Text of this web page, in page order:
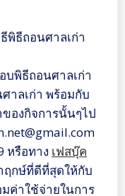
พิธีถอนศาลเก่า
บพิธีถอนศาลเก่า
าลเก่า พร้อมกับ
ของกิจการนั้นๆไป
หรือทาง เฟสบุ๊ค
กษ์ที่ดีที่สุดให้กับ
ค่าใช้จ่ายในการ